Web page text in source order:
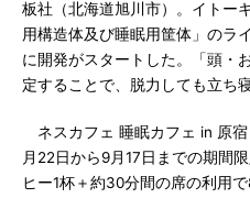
板社（北海道旭川市）。イトー
用構造体及び睡眠用筐体」のラ
に開発がスタートした。「頭・
定することで、脱力しても立ち
ネスカフェ 睡眠カフェ in 原
月22日から9月17日までの期間
ヒー1杯＋約30分間の席の利用